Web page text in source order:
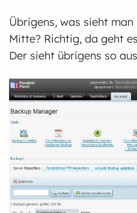
Übrigens, was sieht
Mitte? Richtig, da geht
Der sieht übrigens so